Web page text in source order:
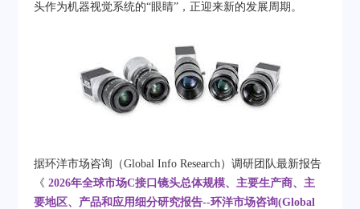
头作为机器视觉系统的“眼睛”，正迎来新的发展周期。
据环洋市场咨询（Global Info Research）调研团队最新报告
《2026年全球市场C接口镜头总体规模、主要生产商、主
要地区、产品和应用细分研究报告--环洋市场咨询(Global